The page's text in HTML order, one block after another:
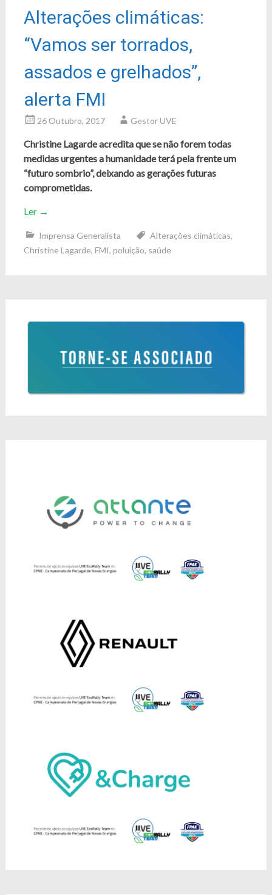
Alterações climáticas:
“Vamos ser torrados,
assados e grelhados”,
alerta FMI
26 Outubro, 2017 Gestor UVE
Christine Lagarde acredita que se não forem todas
medidas urgentes a humanidade terá pela frente um
“futuro sombrio”, deixando as gerações futuras
comprometidas.
Ler →
Imprensa Generalista Alterações climáticas,
Christine Lagarde, FMI, poluição, saúde